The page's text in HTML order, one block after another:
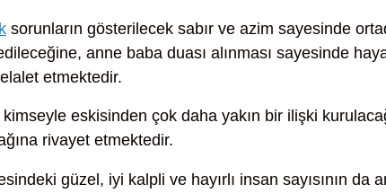
sorunların gösterilecek sabır ve azim sayesinde
anne baba duası alınması sayesinde
etmektedir.
kimseyle eskisinden çok daha yakın bir ilişki
rivayet etmektedir.
güzel, iyi kalpli ve hayırlı insan sayısının da